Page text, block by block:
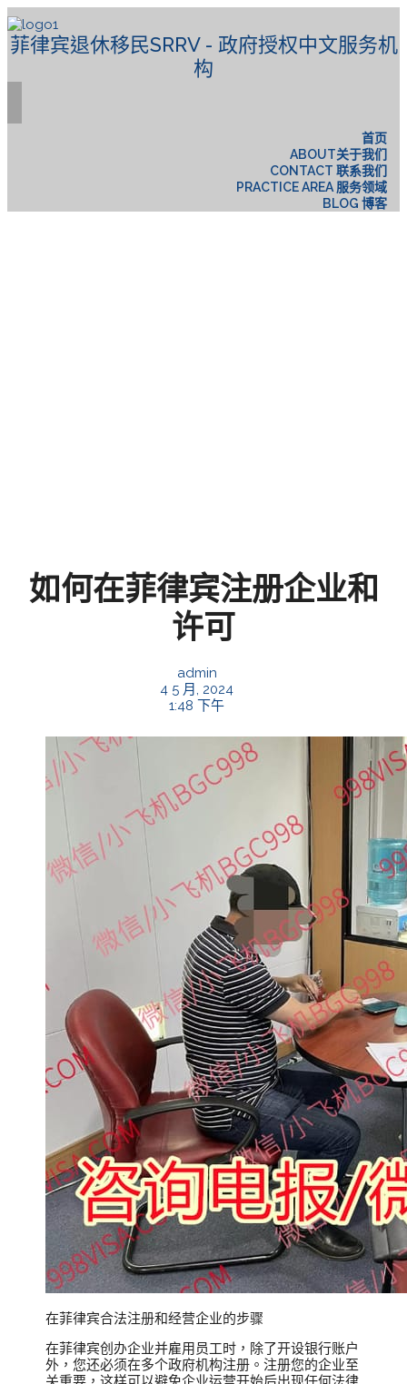
菲律宾退休移民SRRV - 政府授权中文服务机
构
首页
ABOUT关于我们
CONTACT 联系我们
PRACTICE AREA 服务领域
BLOG 博客
如何在菲律宾注册企业和
许可
admin
4 5 月, 2024
1:48 下午
在菲律宾合法注册和经营企业的步骤
在菲律宾创办企业并雇用员工时，除了开设银行账户
外，您还必须在多个政府机构注册。注册您的企业至